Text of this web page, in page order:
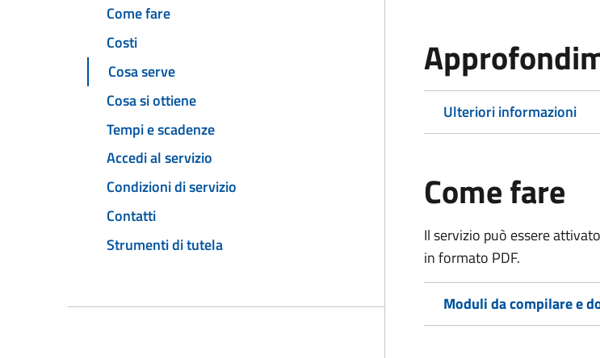
Come fare
Costi
Cosa serve
Cosa si ottiene
Tempi e scadenze
Accedi al servizio
Condizioni di servizio
Contatti
Strumenti di tutela
Ulteriori informazioni
Come fare
Il servizio può essere
in formato PDF.
Moduli da compilare e